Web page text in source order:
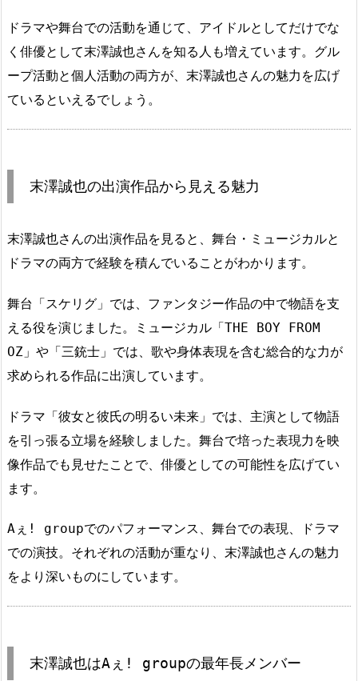
ドラマや舞台での活動を通じて、アイドルとしてだけでな
く俳優として末澤誠也さんを知る人も増えています。グル
ープ活動と個人活動の両方が、末澤誠也さんの魅力を広げ
ているといえるでしょう。
末澤誠也の出演作品から見える魅力
末澤誠也さんの出演作品を見ると、舞台・ミュージカルと
ドラマの両方で経験を積んでいることがわかります。
舞台「スケリグ」では、ファンタジー作品の中で物語を支
える役を演じました。ミュージカル「THE BOY FROM
OZ」や「三銃士」では、歌や身体表現を含む総合的な力が
求められる作品に出演しています。
ドラマ「彼女と彼氏の明るい未来」では、主演として物語
を引っ張る立場を経験しました。舞台で培った表現力を映
像作品でも見せたことで、俳優としての可能性を広げてい
ます。
Aぇ! groupでのパフォーマンス、舞台での表現、ドラマ
での演技。それぞれの活動が重なり、末澤誠也さんの魅力
をより深いものにしています。
末澤誠也はAぇ! groupの最年長メンバー